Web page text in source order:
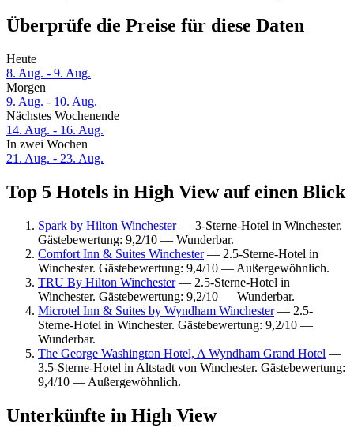
Überprüfe die Preise für diese Daten
Heute
8. Aug. - 9. Aug.
Morgen
9. Aug. - 10. Aug.
Nächstes Wochenende
14. Aug. - 16. Aug.
In zwei Wochen
21. Aug. - 23. Aug.
Top 5 Hotels in High View auf einen Blick
Spark by Hilton Winchester— 3-Sterne-Hotel in Winchester.
Gästebewertung: 9,2/10 — Wunderbar.
Comfort Inn & Suites Winchester— 2.5-Sterne-Hotel in
Winchester. Gästebewertung: 9,4/10 — Außergewöhnlich.
TRU By Hilton Winchester— 2.5-Sterne-Hotel in
Winchester. Gästebewertung: 9,2/10 — Wunderbar.
Microtel Inn & Suites by Wyndham Winchester— 2.5-
Sterne-Hotel in Winchester. Gästebewertung: 9,2/10 —
Wunderbar.
The George Washington Hotel, A Wyndham Grand Hotel —
3.5-Sterne-Hotel in Altstadt von Winchester. Gästebewertung:
9,4/10 — Außergewöhnlich.
Unterkünfte in High View